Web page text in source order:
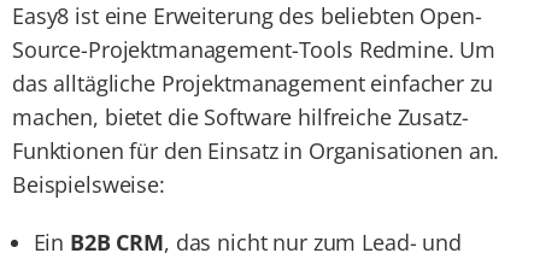
Easy8 ist eine Erweiterung des beliebten Open-
Source-Projektmanagement-Tools Redmine. Um
das alltägliche Projektmanagement einfacher zu
machen, bietet die Software hilfreiche Zusatz-
Funktionen für den Einsatz in Organisationen an.
Beispielsweise:
Ein B2B CRM, das nicht nur zum Lead- und